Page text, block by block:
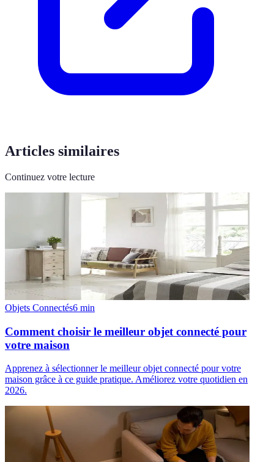
Articles similaires
Continuez votre lecture
Objets Connectés6 min
Comment choisir le meilleur objet connecté pour
votre maison
Apprenez à sélectionner le meilleur objet connecté pour votre
maison grâce à ce guide pratique. Améliorez votre quotidien en
2026.